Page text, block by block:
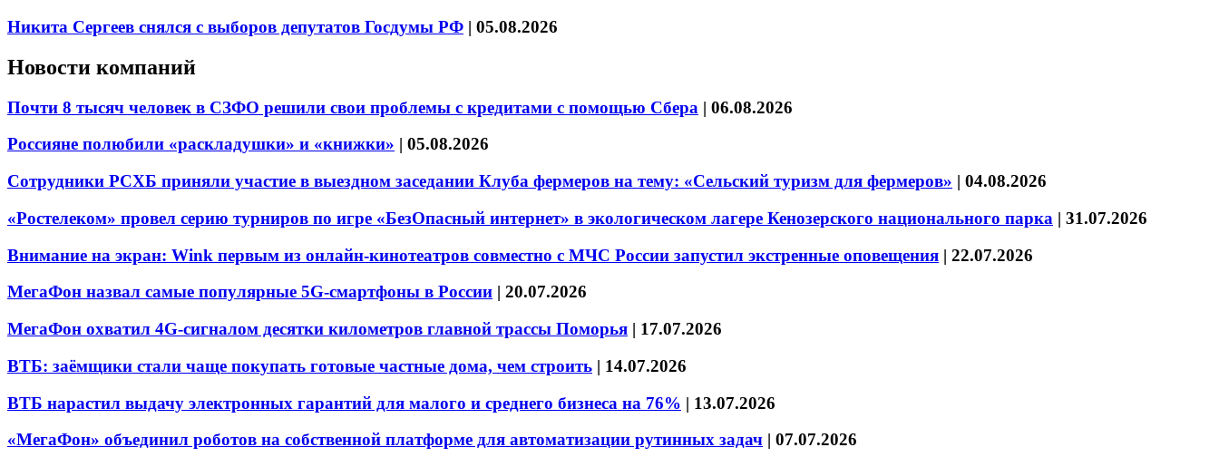
Никита Сергеев снялся с выборов депутатов Госдумы РФ | 05.08.2026
Новости компаний
Почти 8 тысяч человек в СЗФО решили свои проблемы с кредитами с помощью Сбера | 06.08.2026
Россияне полюбили «раскладушки» и «книжки» | 05.08.2026
Сотрудники РСХБ приняли участие в выездном заседании Клуба фермеров на тему: «Сельский туризм для фермеров» | 04.08.2026
«Ростелеком» провел серию турниров по игре «БезОпасный интернет» в экологическом лагере Кенозерского национального парка | 31.07.2026
Внимание на экран: Wink первым из онлайн-кинотеатров совместно с МЧС России запустил экстренные оповещения | 22.07.2026
МегаФон назвал самые популярные 5G-смартфоны в России | 20.07.2026
МегаФон охватил 4G-сигналом десятки километров главной трассы Поморья | 17.07.2026
ВТБ: заёмщики стали чаще покупать готовые частные дома, чем строить | 14.07.2026
ВТБ нарастил выдачу электронных гарантий для малого и среднего бизнеса на 76% | 13.07.2026
«МегаФон» объединил роботов на собственной платформе для автоматизации рутинных задач | 07.07.2026